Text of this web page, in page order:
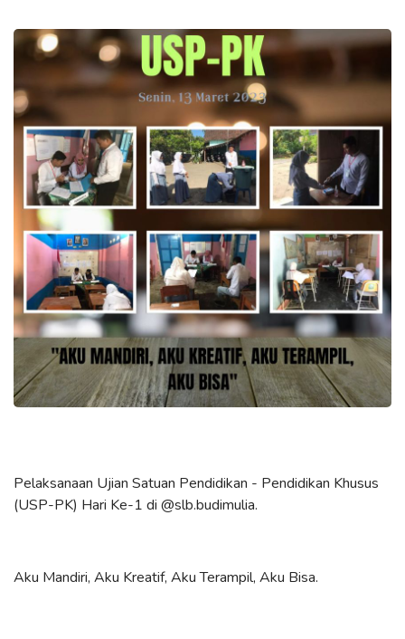
Pelaksanaan Ujian Satuan Pendidikan - Pendidikan Khusus
(USP-PK) Hari Ke-1 di @slb.budimulia.
Aku Mandiri, Aku Kreatif, Aku Terampil, Aku Bisa.